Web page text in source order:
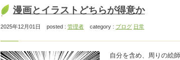
漫画とイラストどちらが得意か
2025年12月01日 posted : 管理者 category : ブログ 日常
自分を含め、周りの絵